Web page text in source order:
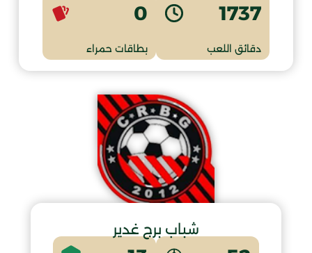
1737
دقائق اللعب
0
بطاقات حمراء
شباب برج غدير